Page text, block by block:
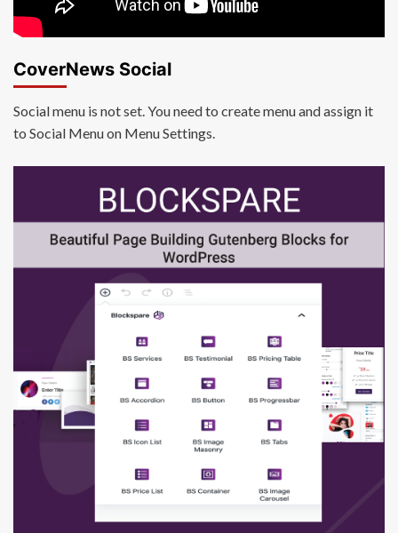
CoverNews Social
Social menu is not set. You need to create menu and assign it
to Social Menu on Menu Settings.